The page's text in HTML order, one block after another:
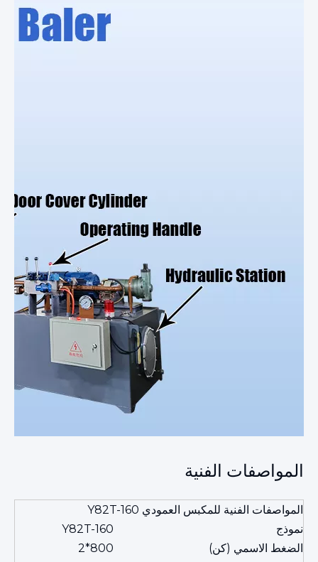
المواصفات الفنية
المواصفات الفنية للمكبس العمودي Y82T-160
نموذج
Y82T-160
الضغط الاسمي (كن)
800*2